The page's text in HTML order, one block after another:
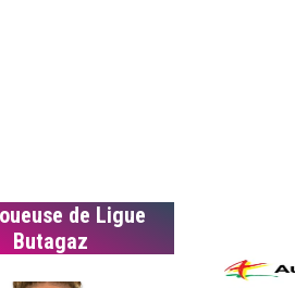
de Ligue
Butagaz